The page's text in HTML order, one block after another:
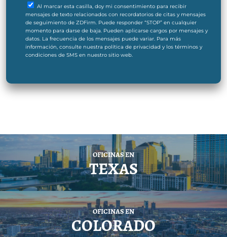
Al marcar esta casilla, doy mi consentimiento para recibir
mensajes de texto relacionados con recordatorios de citas y mensajes
de seguimiento de ZDFirm. Puede responder “STOP” en cualquier
momento para darse de baja. Pueden aplicarse cargos por mensajes y
datos. La frecuencia de los mensajes puede variar. Para más
información, consulte nuestra política de privacidad y los términos y
condiciones de SMS en nuestro sitio web.
OFICINAS EN
TEXAS
OFICINAS EN
COLORADO